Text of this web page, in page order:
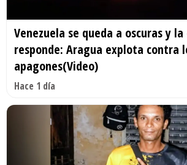
Venezuela se queda a oscuras y la
responde: Aragua explota contra
apagones(Video)
Hace 1 día